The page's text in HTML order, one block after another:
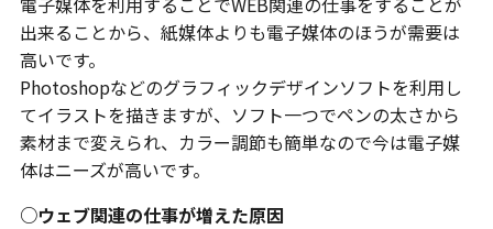
出来ることから、紙媒体よりも電子媒体のほうが需要は
高いです。
Photoshopなどのグラフィックデザインソフトを利用し
てイラストを描きますが、ソフト一つでペンの太さから
素材まで変えられ、カラー調節も簡単なので今は電子媒
体はニーズが高いです。
○ウェブ関連の仕事が増えた原因